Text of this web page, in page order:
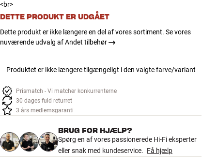
Kabler
Tilbehør
MÆRKER
<br>
DETTE PRODUKT ER UDGÅET
Dette produkt er ikke længere en del af vores sortiment. Se vores
nuværende udvalg af Andet tilbehør
Produktet er ikke længere tilgængeligt i den valgte farve/variant
Prismatch - Vi matcher konkurrenterne
30 dages fuld returret
3 års medlemsgaranti
BRUG FOR HJÆLP?
Spørg en af vores passionerede Hi-Fi eksperter
eller snak med kundeservice. Få hjælp